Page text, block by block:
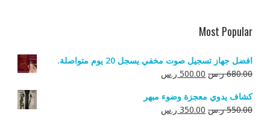
Most Popular
افضل جهاز تسجيل صوت مخفي يسجل 20 يوم متواصلة.
680.00 ر.س السعر
هو:
680.00 ر.س.
500.00 ر.سالسعر
هو:
500.00 ر.س.
كشاف يدوي معجزة وضوء مبهر
550.00 ر.س السعر
350.00 ر.سالسعر